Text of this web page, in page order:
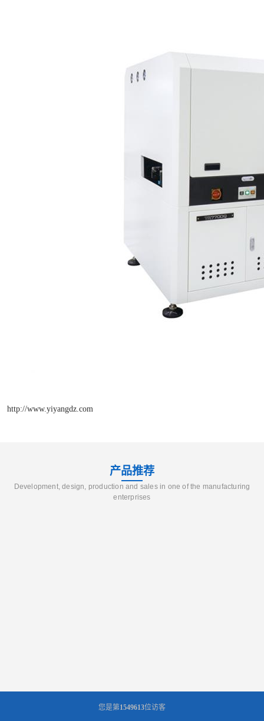
http://www.yiyangdz.com
产品推荐
Development, design, production and sales in one of the manufacturing
enterprises
您是第1549613位访客